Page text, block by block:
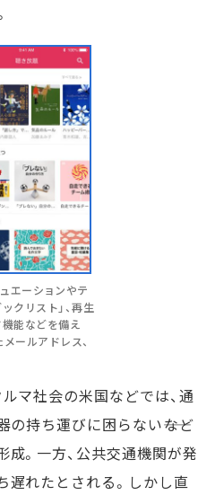
エーションやテ
クリスト」、再生
能などを備え
ールアドレス、
マ社会の米国などでは、通
の持ち運びに困らない――など
。一方、公共交通機関が発
れたとされる。しかし直